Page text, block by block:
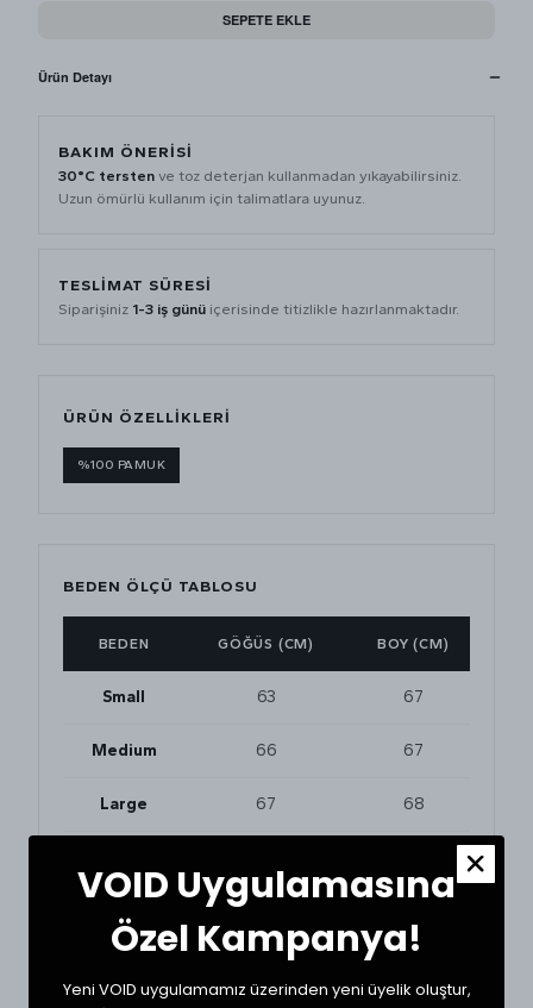
SEPETE EKLE
Ürün Detayı
BAKIM ÖNERİSİ
30°C tersten ve toz deterjan kullanmadan yıkayabilirsiniz.
Uzun ömürlü kullanım için talimatlara uyunuz.
TESLİMAT SÜRESİ
Siparişiniz 1-3 iş günü içerisinde titizlikle hazırlanmaktadır.
ÜRÜN ÖZELLİKLERİ
%100 PAMUK
BEDEN ÖLÇÜ TABLOSU
BEDEN GÖĞÜS (CM) BOY (CM)
Small 63 67
Medium 66 67
Large 67 68
BEDEN VE UYUMLULUK
değişkenlik gösterebilir. En doğru seçim için
VOID Uygulamasına
Özel Kampanya!
Yeni VOID uygulamamız üzerinden yeni üyelik oluştur,